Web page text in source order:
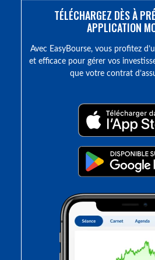
TÉLÉCHARGEZ DÈS À
APPLICATION
Avec EasyBourse, vous profitez
et efficace pour gérer vos
que votre contrat